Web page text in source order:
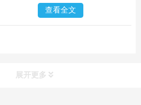
查看全文
展开更多